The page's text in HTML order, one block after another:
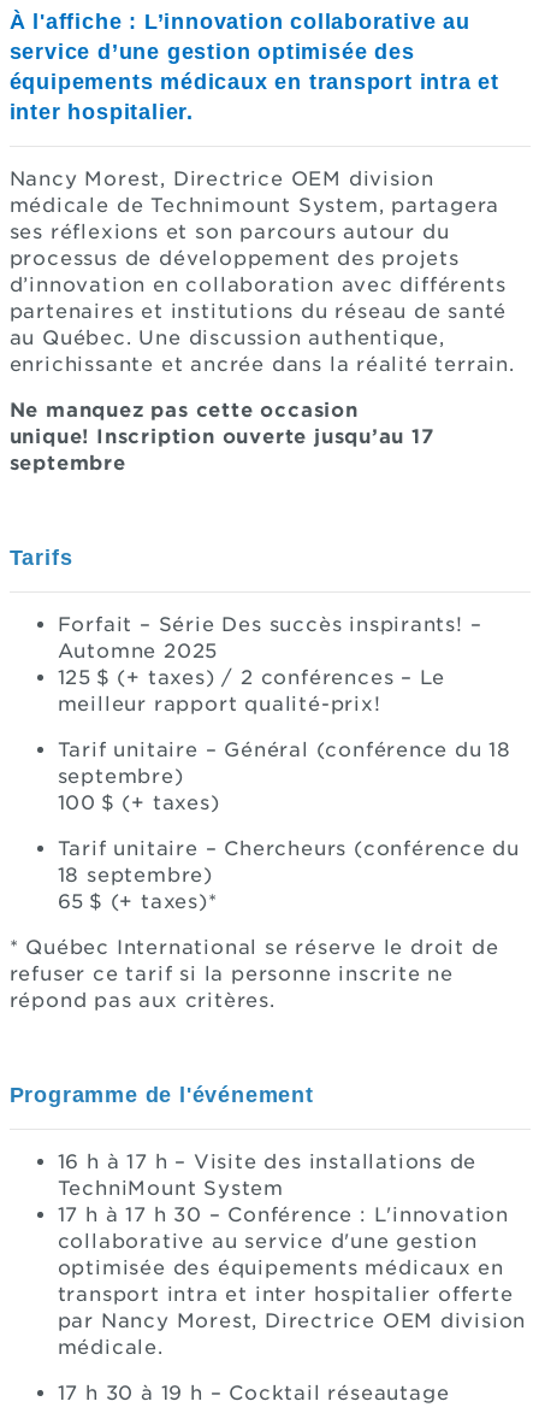
À l'affiche : L’innovation collaborative au
service d’une gestion optimisée des
équipements médicaux en transport intra et
inter hospitalier.
Nancy Morest, Directrice OEM division
médicale de Technimount System, partagera
ses réflexions et son parcours autour du
processus de développement des projets
d’innovation en collaboration avec différents
partenaires et institutions du réseau de santé
au Québec. Une discussion authentique,
enrichissante et ancrée dans la réalité terrain.
Ne manquez pas cette occasion
unique! Inscription ouverte jusqu’au 17
septembre
Tarifs
Forfait – Série Des succès inspirants! –
Automne 2025
125 $ (+ taxes) / 2 conférences – Le
meilleur rapport qualité-prix!
Tarif unitaire – Général (conférence du 18
septembre)
100 $ (+ taxes)
Tarif unitaire – Chercheurs (conférence du
18 septembre)
65 $ (+ taxes)*
* Québec International se réserve le droit de
refuser ce tarif si la personne inscrite ne
répond pas aux critères.
Programme de l'événement
16 h à 17 h – Visite des installations de
TechniMount System
17 h à 17 h 30 – Conférence : L'innovation
collaborative au service d'une gestion
optimisée des équipements médicaux en
transport intra et inter hospitalier offerte
par Nancy Morest, Directrice OEM division
médicale.
17 h 30 à 19 h – Cocktail réseautage